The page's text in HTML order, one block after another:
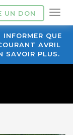
UN DON
QUE
AVRIL
SAVOIR PLUS.